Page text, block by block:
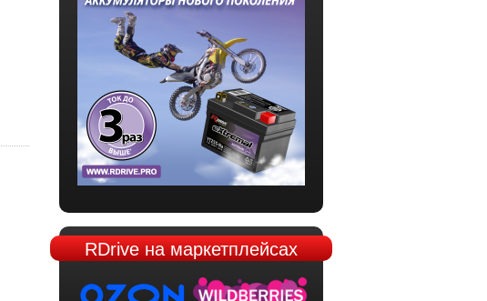
RDriveна маркетплейсах